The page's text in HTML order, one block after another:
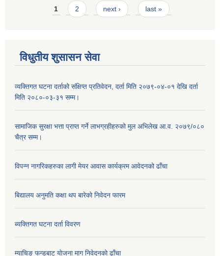
Pages1 2 next › last »
विधुतीय शुसासन सेवा
व्यक्तिगत घटना दर्ताको संक्षिप्त प्रतिवेदन, दर्ता मिति २०७९-०४-०१ देखि दर्ता
मिति २०८०-०३-३१ सम्म।
सामाजिक सुरक्षा भत्ता प्राप्त गर्ने लाभग्रहीहरुको मुल अभिलेख आ.व. २०७९/०८०
चैत्र सम्म।
विपन्न नागरिकहरुका लागी मेयर आवास कार्यक्रम आवेदनको ढाँचा
बिद्यालय अनुमति कक्षा थप बारेकाे निवेदन फारम
ब्यक्तिगत घटना दर्ता विवरण
म्याचिङ फन्डबाट याेजना माग निवेदनकाे ढाँचा